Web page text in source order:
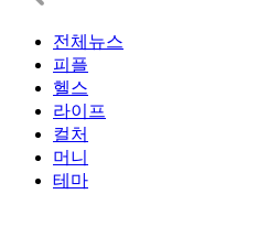
전체뉴스
피플
헬스
라이프
컬처
머니
테마